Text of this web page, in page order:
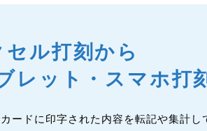
ル打刻から
レット・スマホ打
ードに印字された内容を転記や集計し